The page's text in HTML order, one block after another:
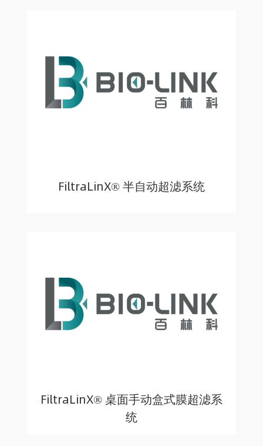
FiltraLinX® 半自动超滤系统
FiltraLinX® 桌面手动盒式膜超滤系
统